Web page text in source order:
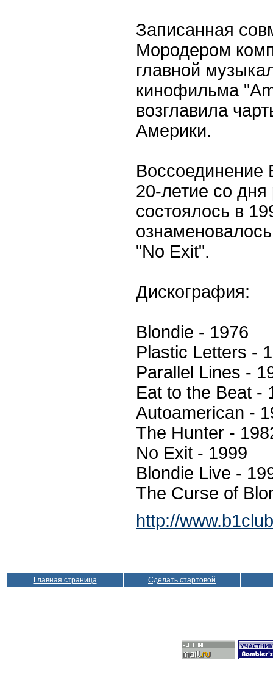
Записанная
Мородером
главной
кинофильма
возглавила
Америки.
Воссоединение
20-летие со
состоялось в
"No Exit".
Дискография:
Blondie - 1976
Plastic Letters -
Parallel Lines -
Eat to the Beat -
Autoamerican -
The Hunter -
No Exit - 1999
Blondie Live -
The Сurse of
http://
Главная страница Сделать стартовой